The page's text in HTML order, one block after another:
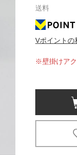
書店
京都
梅田
書店
送料
Vポイントの
※壁掛けア